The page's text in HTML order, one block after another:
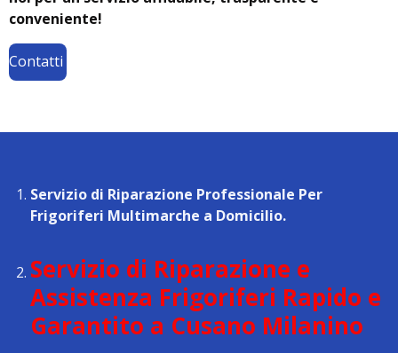
conveniente!
Contatti
Servizio di Riparazione Professionale Per
Frigoriferi Multimarche a Domicilio.
Servizio di Riparazione e
Assistenza Frigoriferi Rapido e
Garantito a Cusano Milanino